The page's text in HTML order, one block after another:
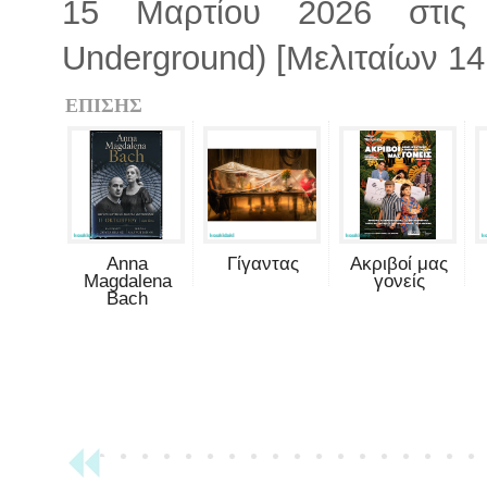
15 Μαρτίου 2026
Underground) [Μελιταίων
ΕΠΙΣΗΣ
Anna
Magdalena
Bach
Γίγαντας
Ακριβοί μας
γονείς